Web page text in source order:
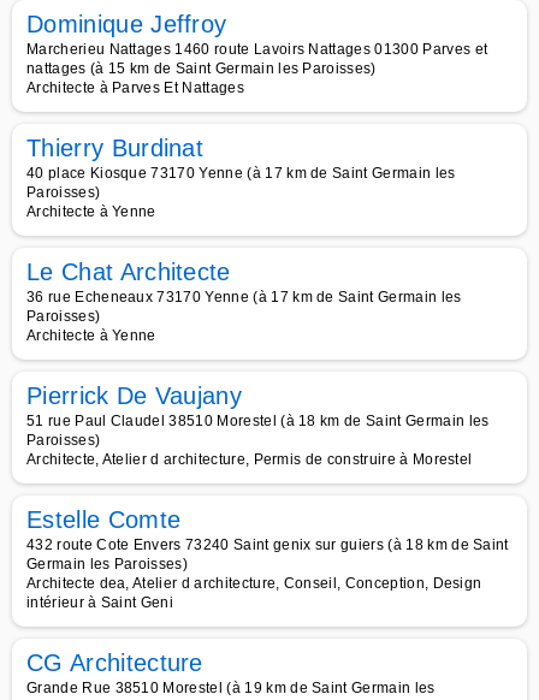
Dominique Jeffroy
Marcherieu Nattages 1460 route Lavoirs Nattages 01300 Parves et
nattages (à 15 km de Saint Germain les Paroisses)
Architecte à Parves Et Nattages
Thierry Burdinat
40 place Kiosque 73170 Yenne (à 17 km de Saint Germain les
Paroisses)
Architecte à Yenne
Le Chat Architecte
36 rue Echeneaux 73170 Yenne (à 17 km de Saint Germain les
Paroisses)
Architecte à Yenne
Pierrick De Vaujany
51 rue Paul Claudel 38510 Morestel (à 18 km de Saint Germain les
Paroisses)
Architecte, Atelier d architecture, Permis de construire à Morestel
Estelle Comte
432 route Cote Envers 73240 Saint genix sur guiers (à 18 km de Saint
Germain les Paroisses)
Architecte dea, Atelier d architecture, Conseil, Conception, Design
intérieur à Saint Geni
CG Architecture
Grande Rue 38510 Morestel (à 19 km de Saint Germain les